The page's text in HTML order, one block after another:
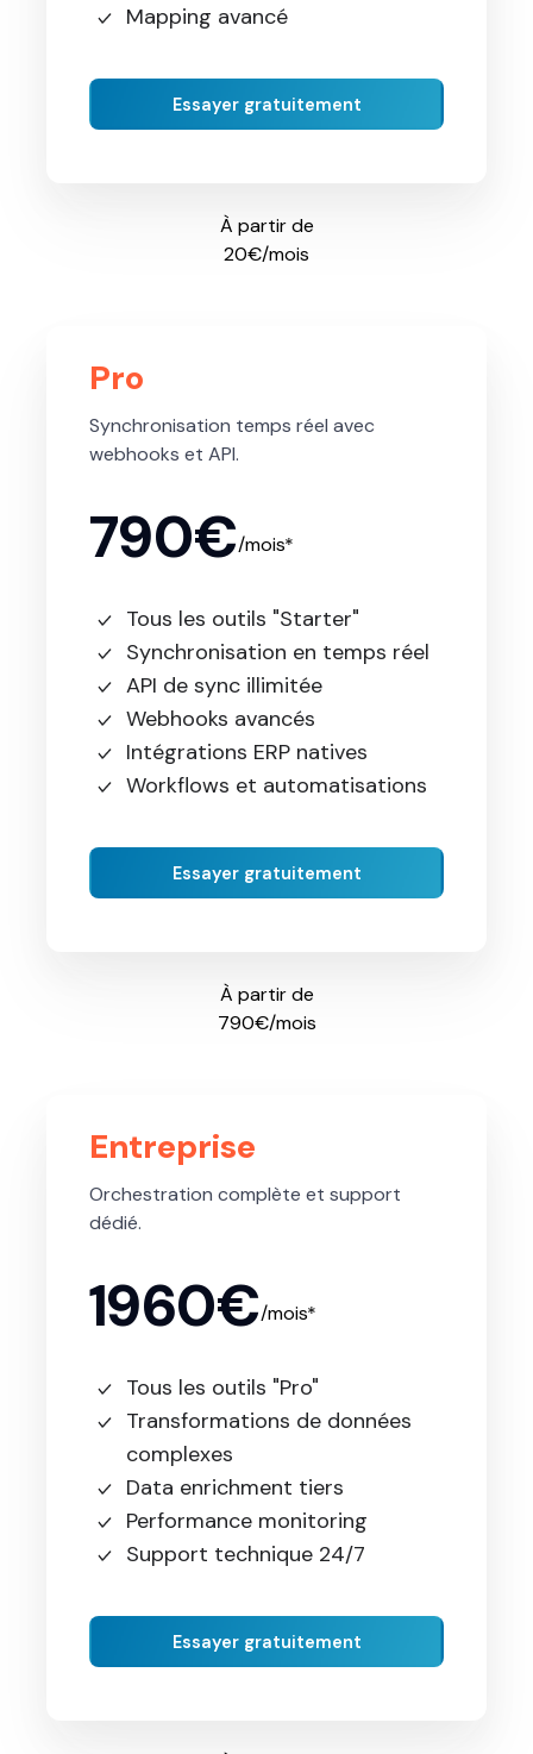
Mapping avancé
Essayer gratuitement
À partir de
20€/mois
Pro
Synchronisation temps réel avec
webhooks et API.
790€/mois*
Tous les outils "Starter"
Synchronisation en temps réel
API de sync illimitée
Webhooks avancés
Intégrations ERP natives
Workflows et automatisations
Essayer gratuitement
À partir de
790€/mois
Entreprise
Orchestration complète et support
dédié.
1960€/mois*
Tous les outils "Pro"
Transformations de données
complexes
Data enrichment tiers
Performance monitoring
Support technique 24/7
Essayer gratuitement